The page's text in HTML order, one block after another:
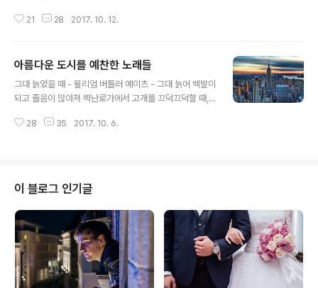
말씨 때문에. 그리고 또 내 생각과 잘 어울리는 재치있는 생
러한 것들은 그 자체가 변하거나 당신을 위하여 변하기도
합니다. 그러기에 그렇게 이루어진 사랑은 또 그렇게 잃어
버리기도 하는 것입니다. 내 뺨의 눈물을 닦아주는 연민어
동안 위안 받았던 이는 웃음을 잃게 되고 그리하여 당신의
21 28 2017. 10. 12.
아름다운 도시를 예찬한 노래들
그대 늙었을 때 - 윌리엄 버틀러 예이츠 - 그대 늙어 백발이
되고 졸음이 많아져 벽난로가에서 고개를 끄덕끄덕할 때,
러운 모습과 그 깊은 그림자를 생각해 보시오. 그리고 얼마
해가는 얼굴의 슬픔을 사랑했음을. 그리고 달아오르는 쇠
살대 곁에 몸을 구부리고서, 좀 슬픈듯이 중얼거리시오, 어
떻게 사랑이 머리 위에 솟은 산 위로 도망치듯 달아나 무수
한 별들 사이에 그의 얼굴을 감추었는가를. 나이가 들어 갈
수록 세상에 벌어지는 일들이 가슴에 별처럼 남겨지게 된
다. 오늘은 음악인들이 들려주..
28 35 2017. 10. 6.
이 블로그 인기글